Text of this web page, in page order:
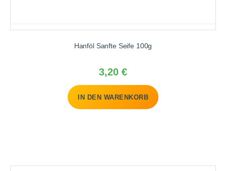
Hanföl Sanfte Seife 100g
Preis
3,20 €
IN DEN WARENKORB